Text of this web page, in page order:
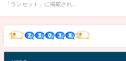
「ランセット」に掲載され...